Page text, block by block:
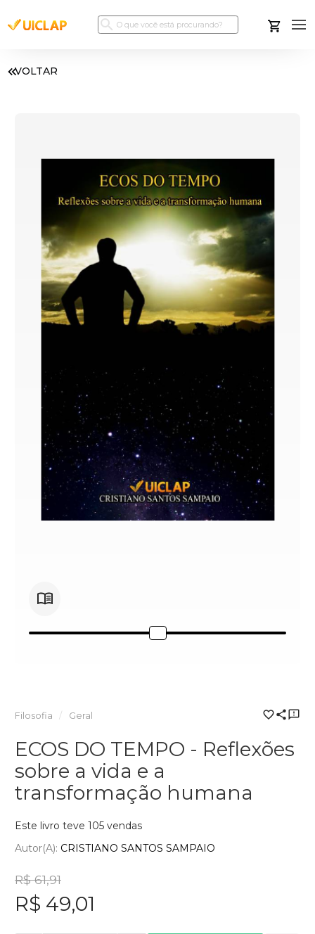
VOLTAR
Filosofia Geral
ECOS DO TEMPO - Reflexões
sobre a vida e a
transformação humana
Este livro teve 105 vendas
Autor(a): CRISTIANO SANTOS SAMPAIO
R$ 61,91
R$ 49,01